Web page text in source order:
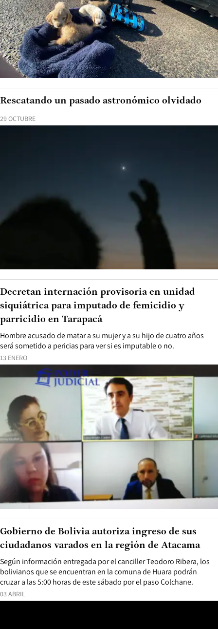
29 OCTUBRE
Rescatando un pasado astronómico olvidado
13 ENERO
Hombre acusado de matar a su mujer y a su hijo de cuatro años
será sometido a pericias para ver si es imputable o no.
Decretan internación provisoria en unidad
siquiátrica para imputado de femicidio y
parricidio en Tarapacá
03 ABRIL
Según información entregada por el canciller Teodoro Ribera, los
bolivianos que se encuentran en la comuna de Huara podrán
cruzar a las 5:00 horas de este sábado por el paso Colchane.
Gobierno de Bolivia autoriza ingreso de sus
ciudadanos varados en la región de Atacama